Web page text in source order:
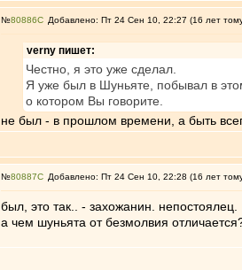
№80886 Добавлено: Пт 24 Сен 10, 22:27 (16 лет
verny пишет:
Честно, я это уже сделал.
Я уже был в Шуньяте, побывал в
о котором Вы говорите.
не был - в прошлом времени, а быть
№80887 Добавлено: Пт 24 Сен 10, 22:28 (16 лет
был, это так.. - захожанин. непостоялец.
а чем шуньята от безмолвия